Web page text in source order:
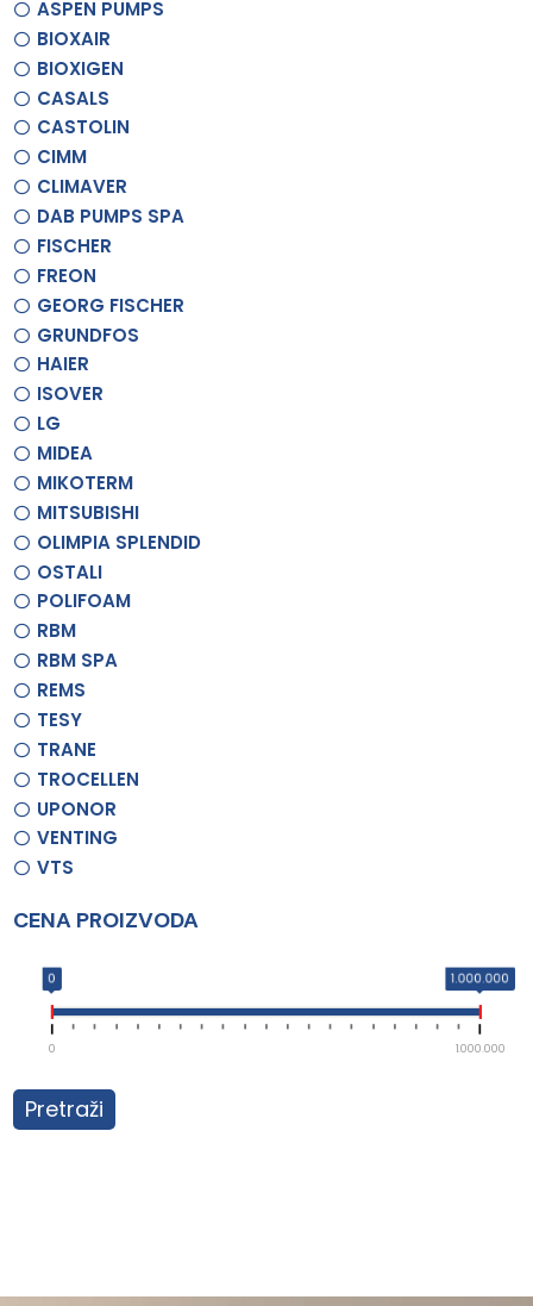
ASPEN PUMPS
BIOXAIR
BIOXIGEN
CASALS
CASTOLIN
CIMM
CLIMAVER
DAB PUMPS SPA
FISCHER
FREON
GEORG FISCHER
GRUNDFOS
HAIER
ISOVER
LG
MIDEA
MIKOTERM
MITSUBISHI
OLIMPIA SPLENDID
OSTALI
POLIFOAM
RBM
RBM SPA
REMS
TESY
TRANE
TROCELLEN
UPONOR
VENTING
VTS
CENA PROIZVODA
0 1.000.000
0 1.000.000
Pretraži